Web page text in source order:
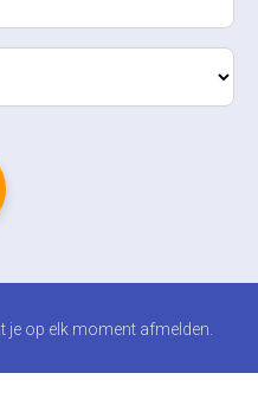
je op elk moment afmelden.